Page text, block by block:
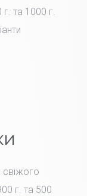
та 1000 г.
свіжого
г. та 500